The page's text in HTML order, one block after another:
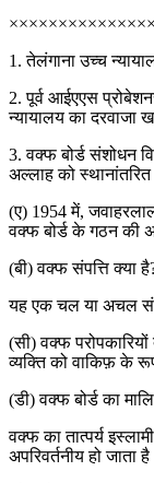
1. तेलंगाना उच्च
2. पूर्व आईएएस
न्यायालय का दरवाजा
3. वक्फ बोर्ड संशोधन
अल्लाह को
(ए) 1954 में,
वक्फ बोर्ड के गठन की
(बी) वक्फ संपत्ति क्या
यह एक चल या अचल
(सी) वक्फ
व्यक्ति को वाकिफ़ के
(डी) वक्फ बोर्ड का
वक्फ का तात्पर्य
अपरिवर्तनीय हो जाता